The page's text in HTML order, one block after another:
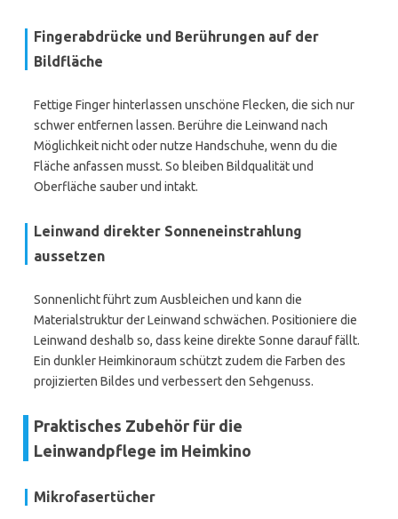
Fingerabdrücke und Berührungen auf der
Bildfläche
Fettige Finger hinterlassen unschöne Flecken, die sich nur
schwer entfernen lassen. Berühre die Leinwand nach
Möglichkeit nicht oder nutze Handschuhe, wenn du die
Fläche anfassen musst. So bleiben Bildqualität und
Oberfläche sauber und intakt.
Leinwand direkter Sonneneinstrahlung
aussetzen
Sonnenlicht führt zum Ausbleichen und kann die
Materialstruktur der Leinwand schwächen. Positioniere die
Leinwand deshalb so, dass keine direkte Sonne darauf fällt.
Ein dunkler Heimkinoraum schützt zudem die Farben des
projizierten Bildes und verbessert den Sehgenuss.
Praktisches Zubehör für die
Leinwandpflege im Heimkino
Mikrofasertücher